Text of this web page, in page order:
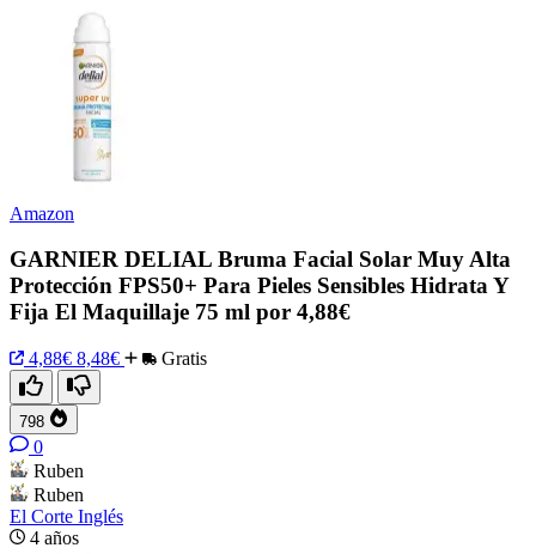
Amazon
GARNIER DELIAL Bruma Facial Solar Muy Alta
Protección FPS50+ Para Pieles Sensibles Hidrata Y
Fija El Maquillaje 75 ml por 4,88€
4,88€ 8,48€ Gratis
798
0
Ruben
Ruben
El Corte Inglés
4 años